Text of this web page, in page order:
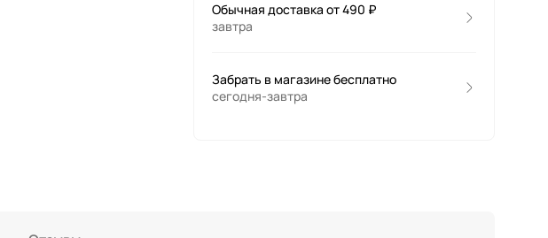
Обычная доставка от 490 ₽
завтра
Забрать в магазине бесплатно
сегодня-завтра